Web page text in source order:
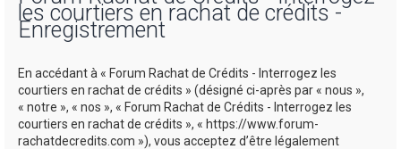
les courtiers en rachat de crédits -
Enregistrement
En accédant à « Forum Rachat de Crédits - Interrogez les
courtiers en rachat de crédits » (désigné ci-après par « nous »,
« notre », « nos », « Forum Rachat de Crédits - Interrogez les
courtiers en rachat de crédits », « https://www.forum-
rachatdecredits.com »), vous acceptez d’être légalement